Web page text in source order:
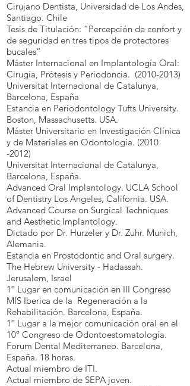
Cirujano Dentista, Universidad de Los Andes,
Santiago. Chile
Tesis de Titulación: “Percepción de confort y
de seguridad en tres tipos de protectores
bucales”
Máster Internacional en Implantología Oral:
Cirugía, Prótesis y Periodoncia. (2010-2013)
Universitat Internacional de Catalunya,
Barcelona, España
Estancia en Periodontology Tufts University.
Boston, Massachusetts. USA.
Máster Universitario en Investigación Clínica
y de Materiales en Odontología. (2010
-2012)
Universitat Internacional de Catalunya,
Barcelona, España.
Advanced Oral Implantology. UCLA School
of Dentistry Los Angeles, California. USA.
Advanced Course on Surgical Techniques
and Aesthetic Implantology.
Dictado por Dr. Hurzeler y Dr. Zuhr. Munich,
Alemania.
Estancia en Prostodontic and Oral surgery.
The Hebrew University - Hadassah.
Jerusalem, Israel
1º Lugar en comunicación en III Congreso
MIS Iberica de la Regeneración a la
Rehabilitación. Barcelona, España.
1º Lugar a la mejor comunicación oral en el
10º Congreso de Odontoestomatología.
Forum Dental Mediterraneo. Barcelona,
España. 18 horas.
Actual miembro de ITI.
Actual miembro de SEPA joven.